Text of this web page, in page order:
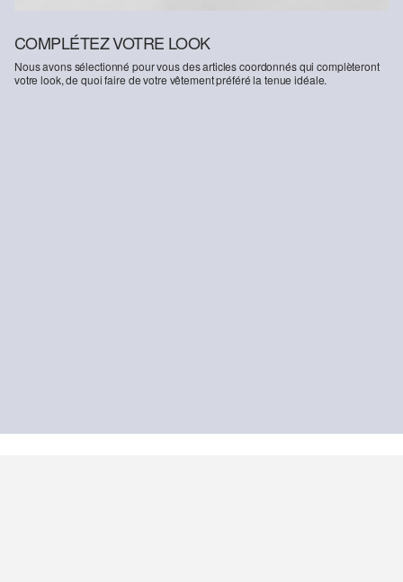
COMPLÉTEZ VOTRE LOOK
Nous avons sélectionné pour vous des articles coordonnés qui complèteront
votre look, de quoi faire de votre vêtement préféré la tenue idéale.